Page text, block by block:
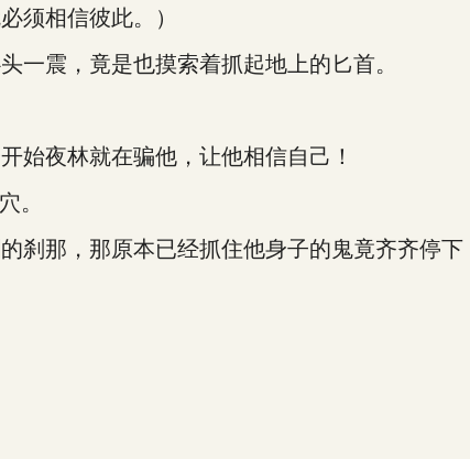
相信彼此。）
震，竟是也摸索着抓起地上的匕首。
夜林就在骗他，让他相信自己！
。
那，那原本已经抓住他身子的鬼竟齐齐停下